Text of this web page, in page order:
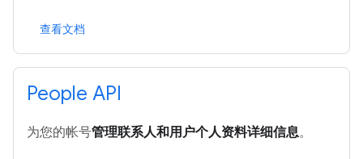
查看文档
People API
为您的帐号管理联系人和用户个人资料详细信息。